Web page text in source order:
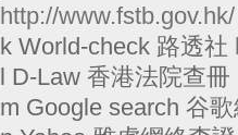
http://www.fstb.gov.hk/
k World-check 路透社
l D-Law 香港法院查冊
m Google search 谷